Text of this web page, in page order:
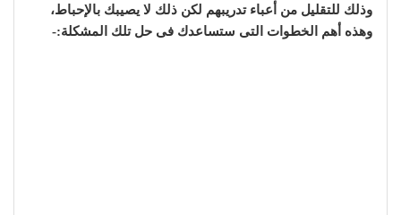
وذلك للتقليل من أعباء تدريبهم لكن ذلك لا يصيبك بالإحباط،
وهذه أهم الخطوات التى ستساعدك فى حل تلك المشكلة:-